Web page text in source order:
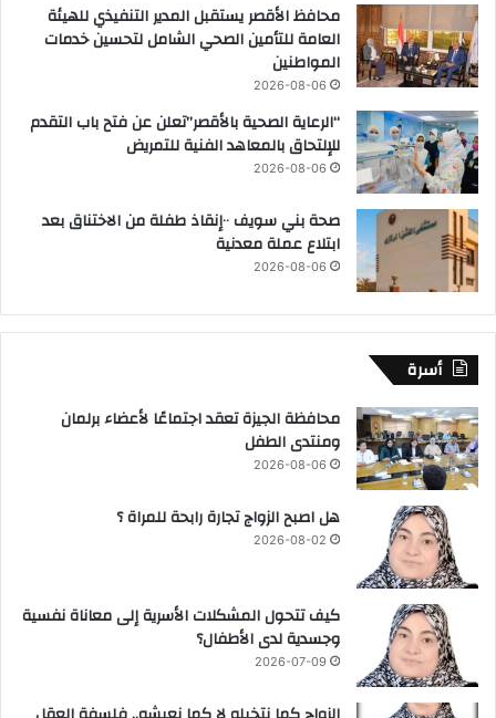
محافظ الأقصر يستقبل المدير التنفيذي للهيئة
العامة للتأمين الصحي الشامل لتحسين خدمات
المواطنين
2026-08-06
“الرعاية الصحية بالأقصر”تعلن عن فتح باب التقدم
للإلتحاق بالمعاهد الفنية للتمريض
2026-08-06
صحة بني سويف ٠٠إنقاذ طفلة من الاختناق بعد
ابتلاع عملة معدنية
2026-08-06
أسرة
محافظة الجيزة تعقد اجتماعًا لأعضاء برلمان
ومنتدى الطفل
2026-08-06
هل اصبح الزواج تجارة رابحة للمراة ؟
2026-08-02
كيف تتحول المشكلات الأسرية إلى معاناة نفسية
وجسدية لدى الأطفال؟
2026-07-09